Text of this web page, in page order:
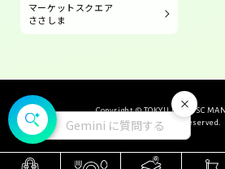
Gemini に質問する
閉じる
マーケットスクエア
ささしま
Copyright © TOKYU LAND SC
All Rights Reserved.